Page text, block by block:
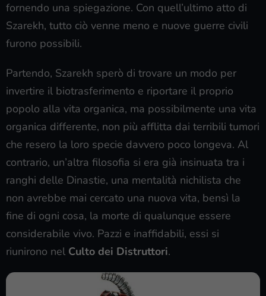
fornendo una spiegazione. Con quell’ultimo atto di
Szarekh, tutto ciò venne meno e nuove guerre civili
furono possibili.
Partendo, Szarekh sperò di trovare un modo per
invertire il biotrasferimento e riportare il proprio
popolo alla vita organica, ma possibilmente una vita
organica differente, non più afflitta dai terribili tumori
che resero la loro specie davvero poco longeva. Al
contrario, un’altra filosofia si era già insinuata tra i
ranghi delle Dinastie, una mentalità nichilista che
non avrebbe mai cercato una nuova vita, bensì la
fine di ogni cosa, la morte di qualunque essere
considerabile vivo. Pazzi e inaffidabili, essi si
riunirono nel Culto dei Distruttori.